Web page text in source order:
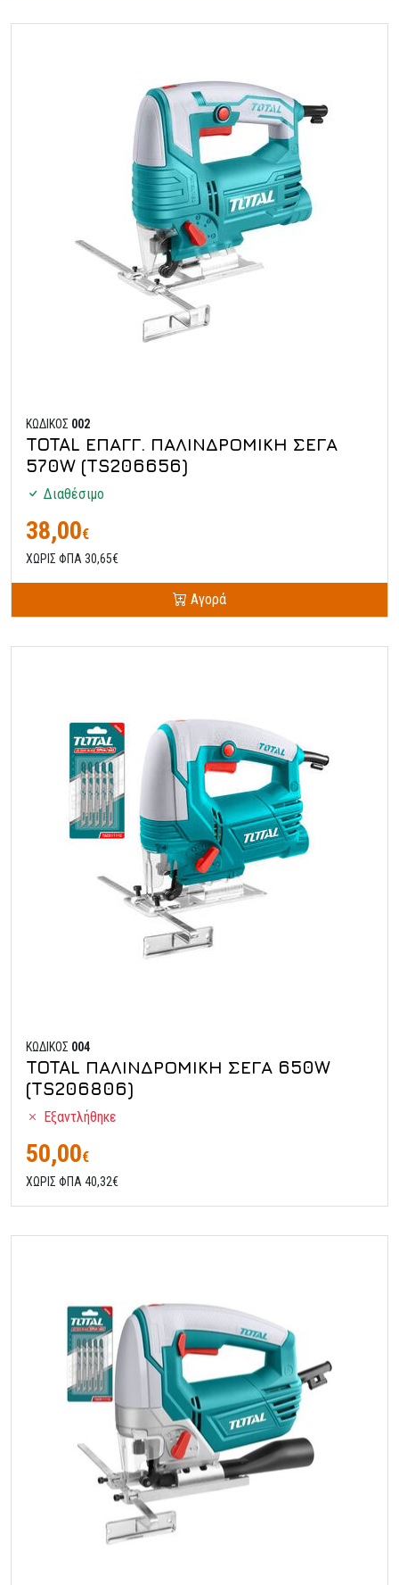
ΚΩΔΙΚΟΣ 002
TOTAL ΕΠΑΓΓ. ΠΑΛΙΝΔΡΟΜΙΚΗ ΣΕΓΑ
570W (TS206656)
Διαθέσιμο
38,00€
ΧΩΡΙΣ ΦΠΑ 30,65€
Αγορά
ΚΩΔΙΚΟΣ 004
TOTAL ΠΑΛΙΝΔΡΟΜΙΚΗ ΣΕΓΑ 650W
(TS206806)
Εξαντλήθηκε
50,00€
ΧΩΡΙΣ ΦΠΑ 40,32€